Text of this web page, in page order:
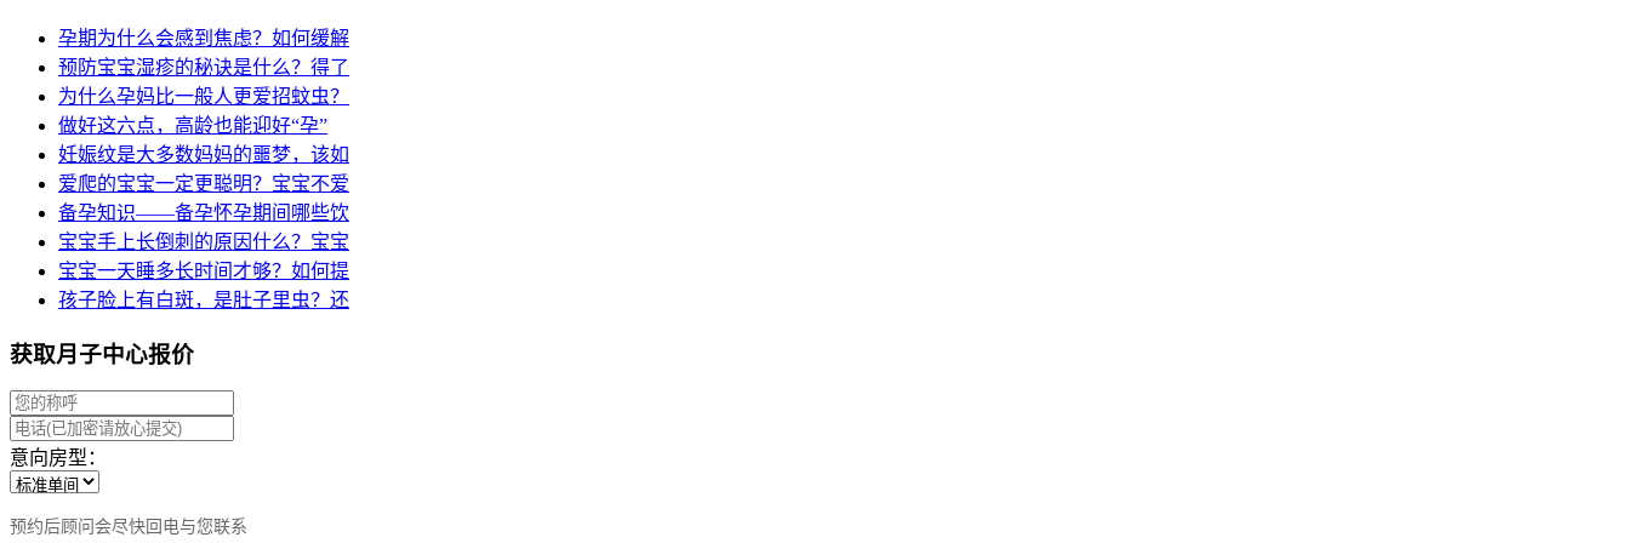
孕期为什么会感到焦虑？如何缓解
预防宝宝湿疹的秘诀是什么？得了
为什么孕妈比一般人更爱招蚊虫？
做好这六点，高龄也能迎好“孕”
妊娠纹是大多数妈妈的噩梦，该如
爱爬的宝宝一定更聪明？宝宝不爱
备孕知识——备孕怀孕期间哪些饮
宝宝手上长倒刺的原因什么？宝宝
宝宝一天睡多长时间才够？如何提
孩子脸上有白斑，是肚子里虫？还
获取月子中心报价
意向房型：
预约后顾问会尽快回电与您联系